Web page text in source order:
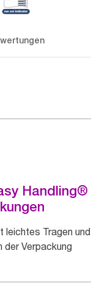
Handling®
leichtes Tragen und
der Verpackung